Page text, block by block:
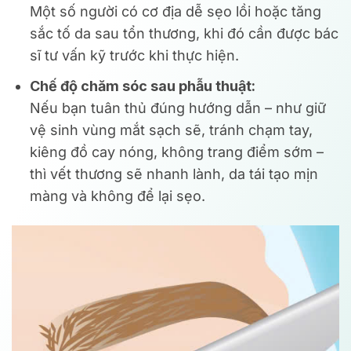
Một số người có cơ địa dễ sẹo lồi hoặc tăng
sắc tố da sau tổn thương, khi đó cần được bác
sĩ tư vấn kỹ trước khi thực hiện.
Chế độ chăm sóc sau phẫu thuật:
Nếu bạn tuân thủ đúng hướng dẫn – như giữ
vệ sinh vùng mắt sạch sẽ, tránh chạm tay,
kiêng đồ cay nóng, không trang điểm sớm –
thì vết thương sẽ nhanh lành, da tái tạo mịn
màng và không để lại sẹo.